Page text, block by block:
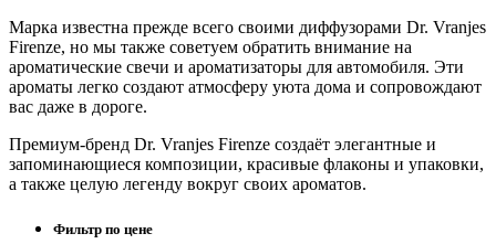
Марка известна прежде всего своими диффузорами Dr. Vranjes
Firenze, но мы также советуем обратить внимание на
ароматические свечи и ароматизаторы для автомобиля. Эти
ароматы легко создают атмосферу уюта дома и сопровождают
вас даже в дороге.
Премиум-бренд Dr. Vranjes Firenze создаёт элегантные и
запоминающиеся композиции, красивые флаконы и упаковки,
а также целую легенду вокруг своих ароматов.
Фильтр по цене